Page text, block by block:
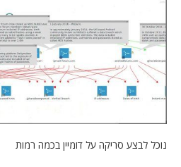
נוכל לבצע סריקה על דומיין בכמה רמות